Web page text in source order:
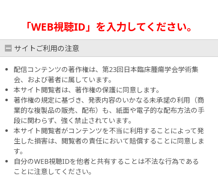
「WEB視聴ID」を入力してください。
サイトご利用の注意
配信コンテンツの著作権は、第23回日本臨床腫瘍学会学術集
会、および著者に属しています。
本サイト閲覧者は、著作権の保護に同意します。
著作権の規定に基づき、発表内容のいかなる未承諾の利用（商
業的な複製品の販売、配布）も、紙面や電子的な配布方法の手
段に関わらず、強く禁止されています。
本サイト閲覧者がコンテンツを不当に利用することによって発
生した損害は、閲覧者の責任において賠償することに同意しま
す。
自分のWEB視聴IDを他者と共有することは不法な行為である
ことに注意してください。